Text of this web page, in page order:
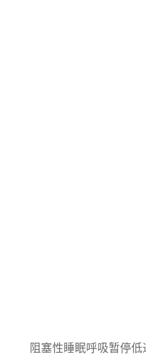
阻塞性睡眠呼吸暂停